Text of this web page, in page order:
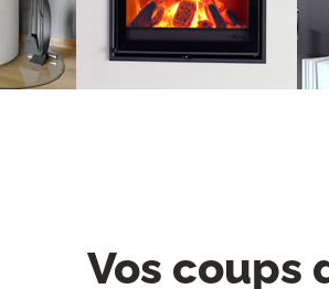
Vos coups